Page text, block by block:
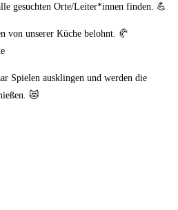
gesuchten Orte/Leiter*innen finden. 💪
von unserer Küche belohnt. 🥐
Spielen ausklingen und werden die
😻